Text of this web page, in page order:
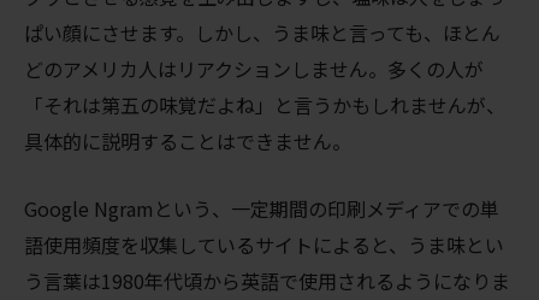
ぱい顔にさせます。しかし、うま味と言っても、ほとん
どのアメリカ人はリアクションしません。多くの人が
「それは第五の味覚だよね」と言うかもしれませんが、
具体的に説明することはできません。
Google Ngramという、一定期間の印刷メディアでの単
語使用頻度を収集しているサイトによると、うま味とい
う言葉は1980年代頃から英語で使用されるようになりま